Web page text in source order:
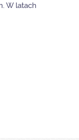
W latach